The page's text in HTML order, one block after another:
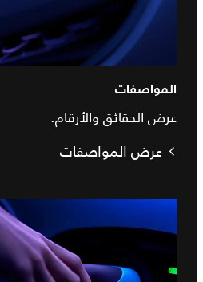
المواصفات
عرض الحقائق والأرقام.
عرض المواصفات